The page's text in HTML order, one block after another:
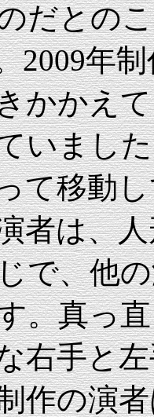
だとの
2009年
かかえ
いまし
て移動
者は、
で、他
。真っ
右手と
作の演